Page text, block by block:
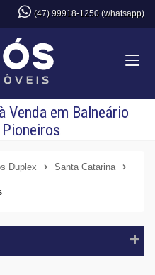
(47) 99918-1250 (whatsapp)
Venda em Balneário
Duplex Santa Catarina